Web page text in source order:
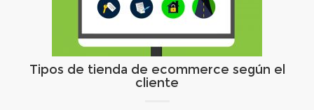
Tipos de tienda de ecommerce según el
cliente